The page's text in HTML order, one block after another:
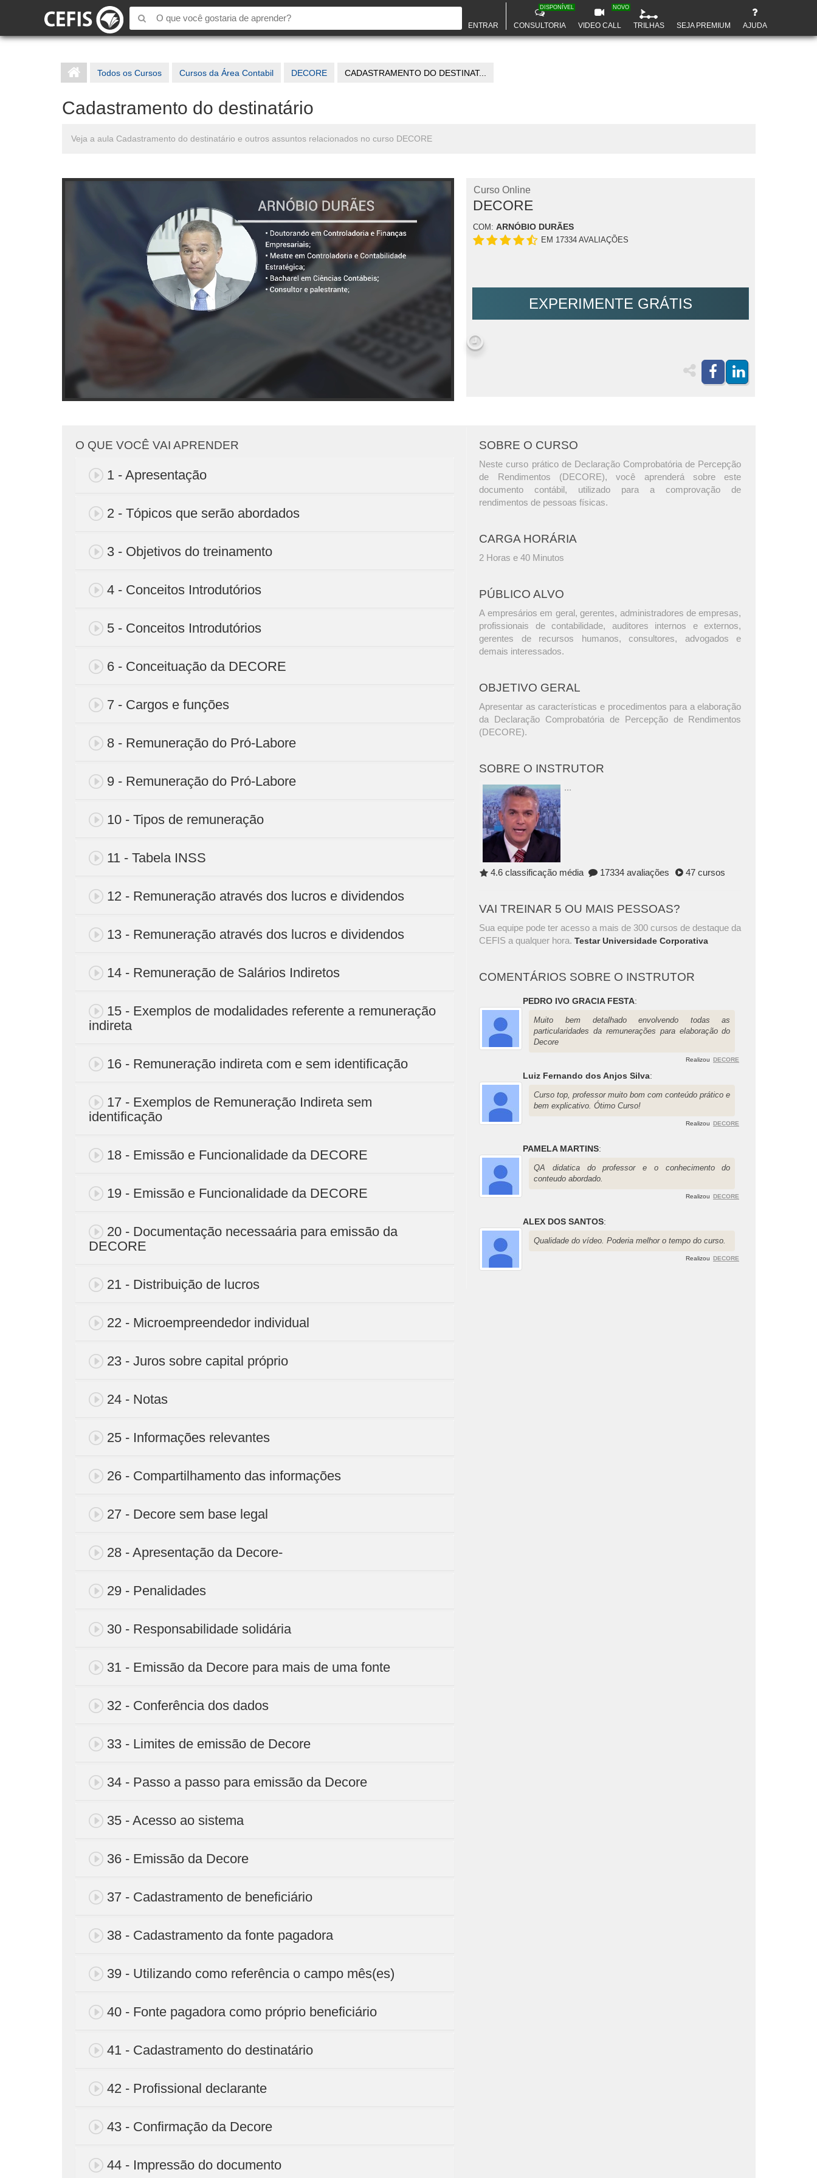
ENTRAR CONSULTORIA
DISPONÍVEL
VIDEO CALL
NOVO
TRILHAS SEJA PREMIUM AJUDA
Todos os Cursos Cursos da Área Contabil DECORE CADASTRAMENTO DO DESTINAT...
Cadastramento do destinatário
Veja a aula Cadastramento do destinatário e outros assuntos relacionados no curso DECORE
Curso Online
DECORE
COM: ARNÓBIO DURÃES
EM 17334 AVALIAÇÕES
EXPERIMENTE GRÁTIS
O QUE VOCÊ VAI APRENDER
1 - Apresentação
2 - Tópicos que serão abordados
3 - Objetivos do treinamento
4 - Conceitos Introdutórios
5 - Conceitos Introdutórios
6 - Conceituação da DECORE
7 - Cargos e funções
8 - Remuneração do Pró-Labore
9 - Remuneração do Pró-Labore
10 - Tipos de remuneração
11 - Tabela INSS
12 - Remuneração através dos lucros e dividendos
13 - Remuneração através dos lucros e dividendos
14 - Remuneração de Salários Indiretos
15 - Exemplos de modalidades referente a remuneração
indireta
16 - Remuneração indireta com e sem identificação
17 - Exemplos de Remuneração Indireta sem
identificação
18 - Emissão e Funcionalidade da DECORE
19 - Emissão e Funcionalidade da DECORE
20 - Documentação necessaária para emissão da
DECORE
21 - Distribuição de lucros
22 - Microempreendedor individual
23 - Juros sobre capital próprio
24 - Notas
25 - Informações relevantes
26 - Compartilhamento das informações
27 - Decore sem base legal
28 - Apresentação da Decore-
29 - Penalidades
30 - Responsabilidade solidária
31 - Emissão da Decore para mais de uma fonte
32 - Conferência dos dados
33 - Limites de emissão de Decore
34 - Passo a passo para emissão da Decore
35 - Acesso ao sistema
36 - Emissão da Decore
37 - Cadastramento de beneficiário
38 - Cadastramento da fonte pagadora
39 - Utilizando como referência o campo mês(es)
40 - Fonte pagadora como próprio beneficiário
41 - Cadastramento do destinatário
42 - Profissional declarante
43 - Confirmação da Decore
44 - Impressão do documento
SOBRE O CURSO
Neste curso prático de Declaração Comprobatória de Percepção
de Rendimentos (DECORE), você aprenderá sobre este
documento contábil, utilizado para a comprovação de
rendimentos de pessoas físicas.
CARGA HORÁRIA
2 Horas e 40 Minutos
PÚBLICO ALVO
A empresários em geral, gerentes, administradores de empresas,
profissionais de contabilidade, auditores internos e externos,
gerentes de recursos humanos, consultores, advogados e
demais interessados.
OBJETIVO GERAL
Apresentar as características e procedimentos para a elaboração
da Declaração Comprobatória de Percepção de Rendimentos
(DECORE).
SOBRE O INSTRUTOR
...
4.6 classificação média 17334 avaliações 47 cursos
VAI TREINAR 5 OU MAIS PESSOAS?
Sua equipe pode ter acesso a mais de 300 cursos de destaque da
CEFIS a qualquer hora.Testar Universidade Corporativa
COMENTÁRIOS SOBRE O INSTRUTOR
PEDRO IVO GRACIA FESTA:
Muito bem detalhado envolvendo todas as
particularidades da remunerações para elaboração do
Decore
Realizou DECORE
Luiz Fernando dos Anjos Silva:
Curso top, professor muito bom com conteúdo prático e
bem explicativo. Ótimo Curso!
Realizou DECORE
PAMELA MARTINS:
QA didatica do professor e o conhecimento do
conteudo abordado.
Realizou DECORE
ALEX DOS SANTOS:
Qualidade do vídeo. Poderia melhor o tempo do curso.
Realizou DECORE